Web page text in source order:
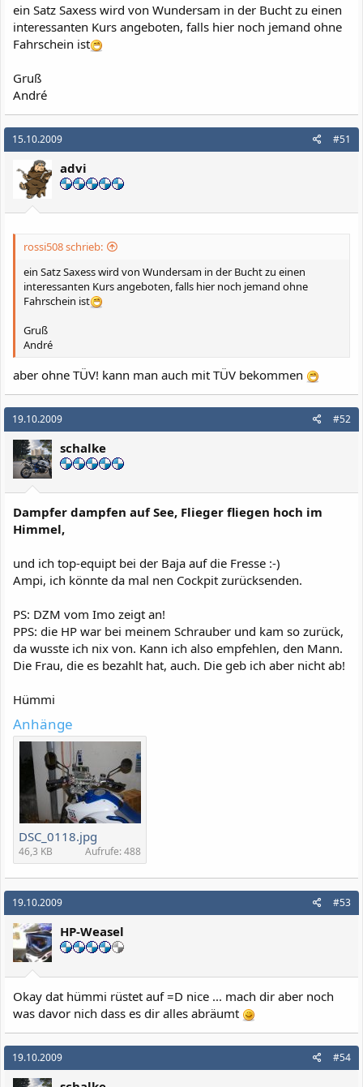
ein Satz Saxess wird von Wundersam in der Bucht zu einen
interessanten Kurs angeboten, falls hier noch jemand ohne
Fahrschein ist
Gruß
André
15.10.2009 #51
advi
rossi508 schrieb:
ein Satz Saxess wird von Wundersam in der Bucht zu einen
interessanten Kurs angeboten, falls hier noch jemand ohne
Fahrschein ist
Gruß
André
aber ohne TÜV! kann man auch mit TÜV bekommen
19.10.2009 #52
schalke
Dampfer dampfen auf See, Flieger fliegen hoch im
Himmel,
und ich top-equipt bei der Baja auf die Fresse :-)
Ampi, ich könnte da mal nen Cockpit zurücksenden.
PS: DZM vom Imo zeigt an!
PPS: die HP war bei meinem Schrauber und kam so zurück,
da wusste ich nix von. Kann ich also empfehlen, den Mann.
Die Frau, die es bezahlt hat, auch. Die geb ich aber nicht ab!
Hümmi
Anhänge
DSC_0118.jpg
46,3 KB Aufrufe: 488
19.10.2009 #53
HP-Weasel
Okay dat hümmi rüstet auf =D nice ... mach dir aber noch
was davor nich dass es dir alles abräumt
19.10.2009 #54